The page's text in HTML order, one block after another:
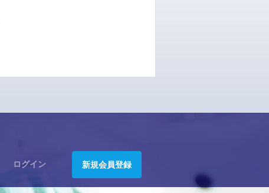
ログイン 新規会員登録